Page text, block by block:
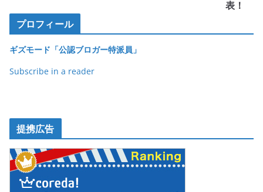
o
k
表！
プロフィール
ギズモード「公認ブロガー特派員」
Subscribe in a reader
提携広告